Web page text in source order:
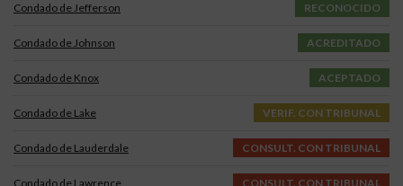
Condado de Jefferson RECONOCIDO
Condado de Johnson ACREDITADO
Condado de Knox ACEPTADO
Condado de Lake VERIF. CON TRIBUNAL
Condado de Lauderdale CONSULT. CON TRIBUNAL
Condado de Lawrence CONSULT. CON TRIBUNAL